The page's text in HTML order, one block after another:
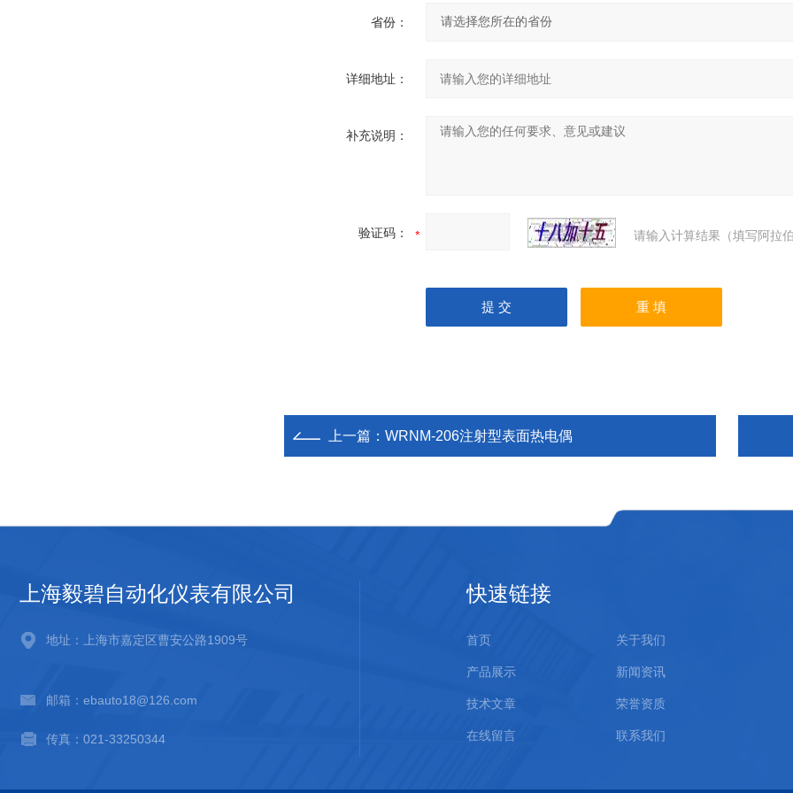
省份：
详细地址：
补充说明：
验证码： 请输入计算结果（填写阿拉
上一篇： WRNM-206注射型表面热电偶
上海毅碧自动化仪表有限公司
地址：上海市嘉定区曹安公路1909号
邮箱：ebauto18@126.com
传真：021-33250344
快速链接
首页 关于我们
产品展示 新闻资讯
技术文章 荣誉资质
在线留言 联系我们